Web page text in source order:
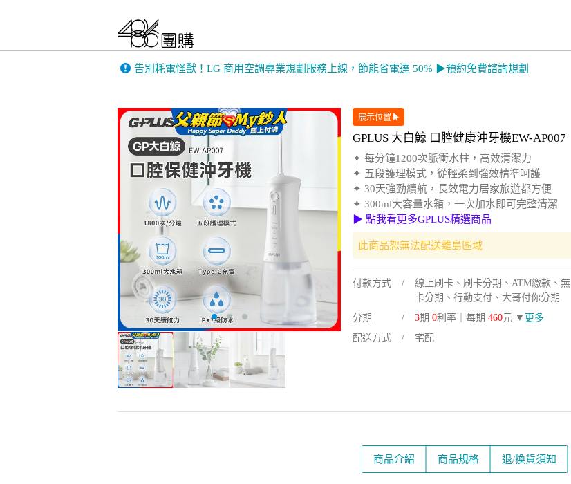
告別耗電怪獸！LG 商用空調專業規劃服務上線，節能省電達 50% ▶預約免費諮詢規劃
展示位置
GPLUS 大白鯨 口腔健康沖牙機EW-AP007
✦ 每分鐘1200次脈衝水柱，高效清潔力
✦ 五段護理模式，從輕柔到強效精準呵護
✦ 30天強勁續航，長效電力居家旅遊都方便
✦ 300ml大容量水箱，一次加水即可完整清潔
▶ 點我看更多GPLUS精選商品
此商品恕無法配送離島區域
付款方式
線上刷卡、刷卡分期、ATM繳款、無
卡分期、行動支付、大哥付你分期
分期
3期0利率｜每期460元 ▼ 更多
配送方式
宅配
商品介紹 商品規格 退/換貨須知